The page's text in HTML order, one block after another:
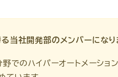
当社開発部のメンバーになり
でのハイパーオートメーショ